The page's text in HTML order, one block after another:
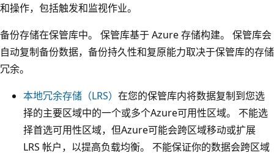
和操作，包括触发和监视作业。
备份存储在保管库中。 保管库基于 Azure 存储构建。 保管库会
自动复制备份数据，备份持久性和复原能力取决于保管库的存储
冗余。
本地冗余存储（LRS） 在您的保管库内将数据复制到您选
择的主要区域中的一个或多个Azure可用性区域。 不能选
择首选可用性区域，但Azure可能会跨区域移动或扩展
LRS 帐户，以提高负载均衡。 不能保证你的数据会跨区域